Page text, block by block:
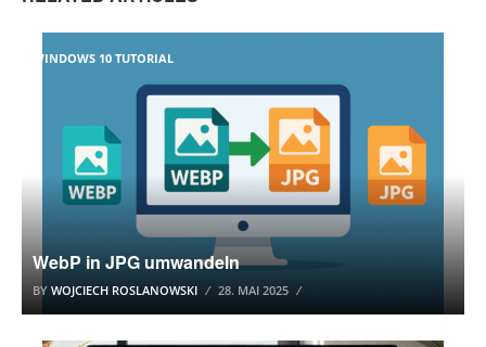
WINDOWS 10 TUTORIAL
WebP in JPG umwandeln
BY WOJCIECH ROSLANOWSKI 28. MAI 2025